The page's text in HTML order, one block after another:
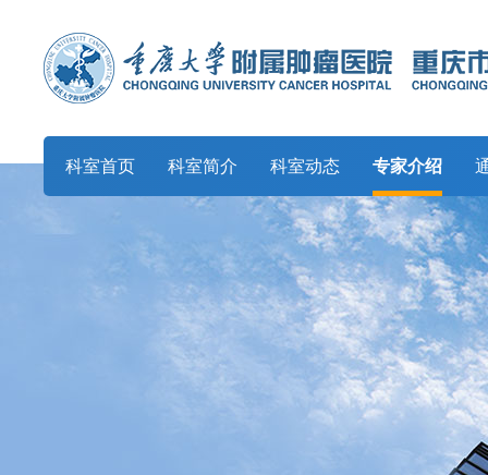
科室首页 科室简介 科室动态 专家介绍